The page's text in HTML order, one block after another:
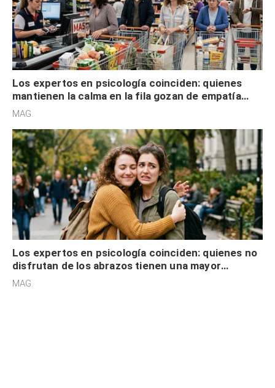
Los expertos en psicología coinciden: quienes
mantienen la calma en la fila gozan de empatía
cognitiva, gratitud y no solo tienen autocontrol
MAG.
Los expertos en psicología coinciden: quienes no
disfrutan de los abrazos tienen una mayor
sensibilidad a los estímulos físicos y no es por
MAG.